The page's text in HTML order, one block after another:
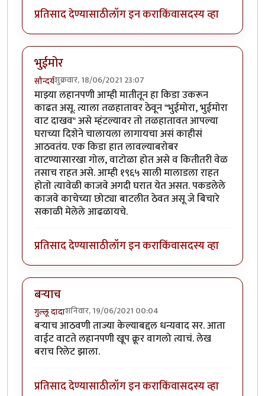
प्रतिसाद देण्यासाठीलॉग इन कराकिंवासदस्य व्हा
भुईमोर
सौन्दर्यशुक्रवार, 18/06/2021 23:07
माझ्या लहानपणी आम्ही मातीतून हा किडा उकरून
काढत असू. त्याला तळहातावर ठेवून "भुईमोरा, भुईमोरा
वाट दाखव" असे म्हंटल्यावर तो तळहातावत आपल्या
घराच्या दिशेने चालायला लागायचा असं काहीसं
आठवतंय. एक किडा हात लावल्याबरोबर
वाटण्यासारखा गोल, वाटोळा होत असे व कितीतरी वेळ
तसाच राहत असे. आम्ही १९६५ साली मालाडला राहत
होतो त्यावेळी काजवे अगदी घरात येत असत. पकडलेले
काजवे काचेच्या छोट्या बाटलीत ठेवत असू जे बिचारे
सकाळी मेलेले आढळायचे.
प्रतिसाद देण्यासाठीलॉग इन कराकिंवासदस्य व्हा
बऱ्याच
गुल्लू दादाशनिवार, 19/06/2021 00:04
बऱ्याच आठवणी ताज्या केल्याबद्दल धन्यवाद सर. आता
वाईट वाटते लहानपणी खूप क्रूर वागलो त्याचं. लेख
बराच रिलेट झाला.
प्रतिसाद देण्यासाठीलॉग इन कराकिंवासदस्य व्हा